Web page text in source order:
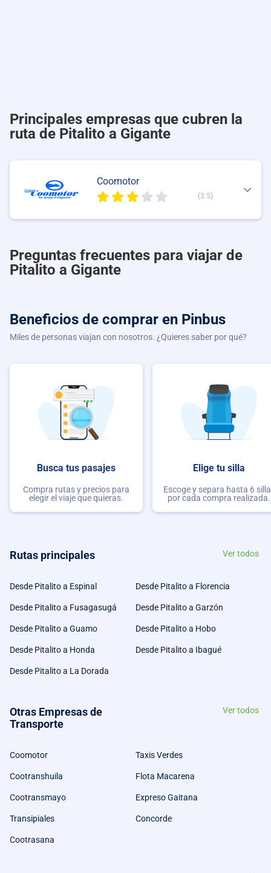
Principales empresas que cubren la
ruta de Pitalito a Gigante
Coomotor
(3.5)
Preguntas frecuentes para viajar de
Pitalito a Gigante
Beneficios de comprar en Pinbus
Miles de personas viajan con nosotros. ¿Quieres saber por qué?
Busca tus pasajes
Compra rutas y precios para
elegir el viaje que quieras.
Elige tu silla
Escoge y separa hasta 6
por cada compra realizada.
Rutas principales Ver todos
Desde Pitalito a Espinal Desde Pitalito a Florencia
Desde Pitalito a Fusagasugá Desde Pitalito a Garzón
Desde Pitalito a Guamo Desde Pitalito a Hobo
Desde Pitalito a Honda Desde Pitalito a Ibagué
Desde Pitalito a La Dorada
Otras Empresas de
Transporte
Ver todos
Coomotor Taxis Verdes
Cootranshuila Flota Macarena
Cootransmayo Expreso Gaitana
Transipiales Concorde
Cootrasana